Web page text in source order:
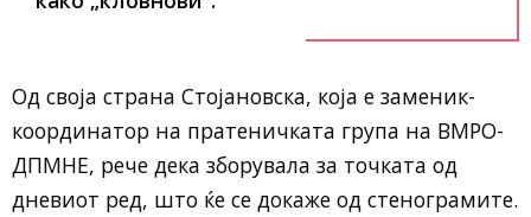
Од своја страна Стојановска, која е заменик-
координатор на пратеничката група на ВМРО-
ДПМНЕ, рече дека зборувала за точката од
дневиот ред, што ќе се докаже од стенограмите.